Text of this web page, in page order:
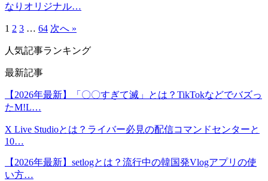
なりオリジナル…
1 2 3 … 64 次へ »
人気記事ランキング
最新記事
【2026年最新】「〇〇すぎて滅」とは？TikTokなどでバズっ
たM!L…
X Live Studioとは？ライバー必見の配信コマンドセンターと
10…
【2026年最新】setlogとは？流行中の韓国発Vlogアプリの使
い方…